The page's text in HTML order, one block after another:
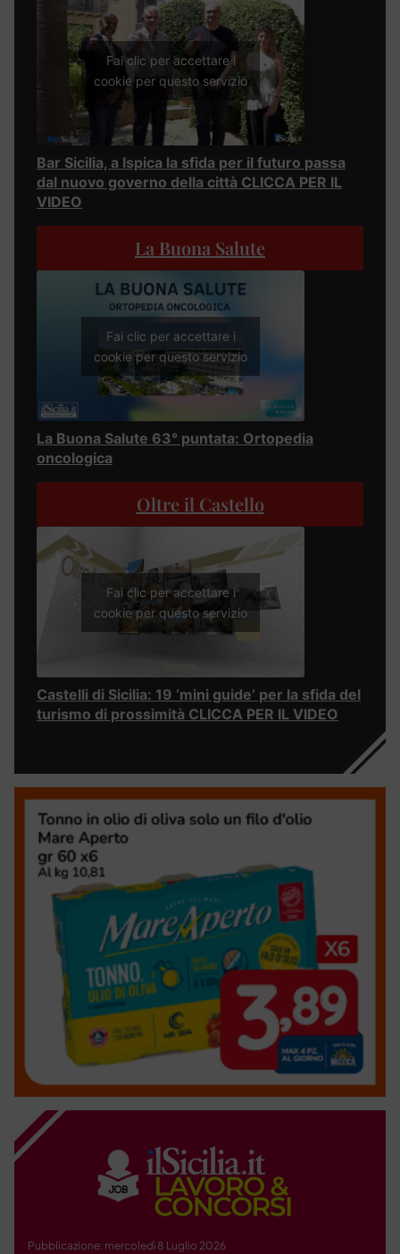
Fai clic per accettare i
cookie per questo servizio
Bar Sicilia, a Ispica la sfida per il futuro passa
dal nuovo governo della città CLICCA PER IL
VIDEO
La Buona Salute
Fai clic per accettare i
cookie per questo servizio
La Buona Salute 63° puntata: Ortopedia
oncologica
Oltre il Castello
Fai clic per accettare i
cookie per questo servizio
Castelli di Sicilia: 19 ‘mini guide’ per la sfida del
turismo di prossimità CLICCA PER IL VIDEO
Pubblicazione: mercoledì 8 Luglio 2026